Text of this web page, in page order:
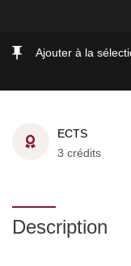
Ajouter à la
ECTS
3 crédits
Description